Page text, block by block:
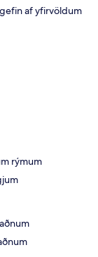
af yfirvöldum
rýmum